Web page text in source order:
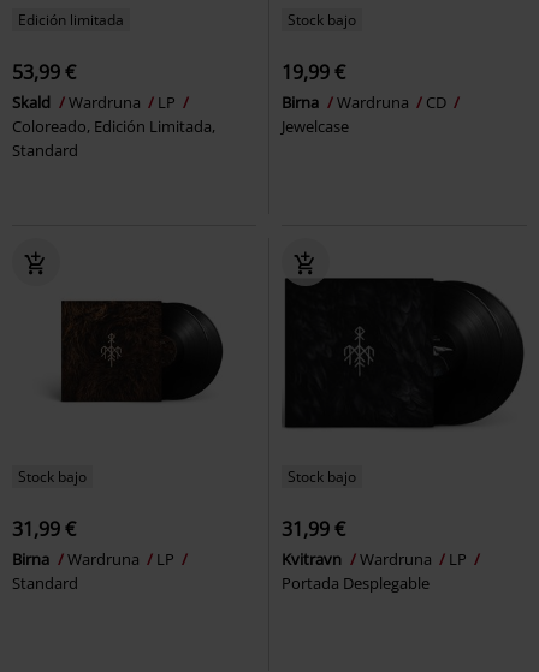
Edición limitada
53,99 €
Skald Wardruna
LP
Coloreado, Edición Limitada,
Standard
Stock bajo
19,99 €
Birna Wardruna
CD
Jewelcase
Stock bajo
31,99 €
Birna Wardruna
LP
Standard
Stock bajo
31,99 €
Kvitravn Wardruna
LP
Portada Desplegable